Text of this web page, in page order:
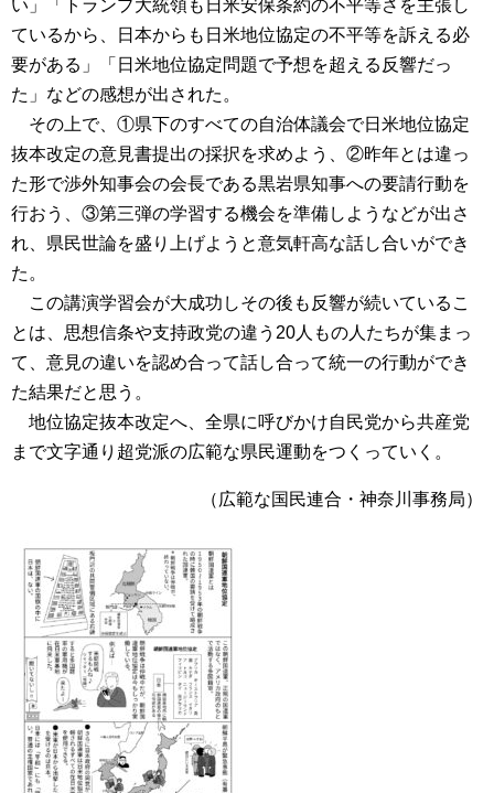
い」「トランプ大統領も日米安保条約の不平等さを主張し
ているから、日本からも日米地位協定の不平等を訴える必
要がある」「日米地位協定問題で予想を超える反響だっ
た」などの感想が出された。
その上で、①県下のすべての自治体議会で日米地位協定
抜本改定の意見書提出の採択を求めよう、②昨年とは違っ
た形で渉外知事会の会長である黒岩県知事への要請行動を
行おう、③第三弾の学習する機会を準備しようなどが出さ
れ、県民世論を盛り上げようと意気軒高な話し合いができ
た。
この講演学習会が大成功しその後も反響が続いているこ
とは、思想信条や支持政党の違う20人もの人たちが集まっ
て、意見の違いを認め合って話し合って統一の行動ができ
た結果だと思う。
地位協定抜本改定へ、全県に呼びかけ自民党から共産党
まで文字通り超党派の広範な県民運動をつくっていく。
（広範な国民連合・神奈川事務局）